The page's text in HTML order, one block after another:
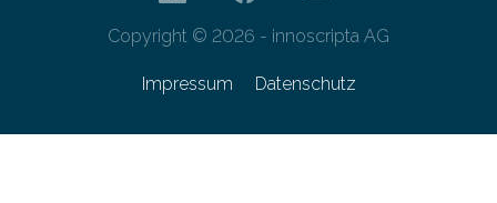
Copyright © 2026 - innoscripta AG
Impressum Datenschutz